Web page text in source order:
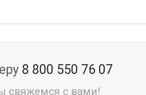
8 800 550 76 07
свяжемся с вами!